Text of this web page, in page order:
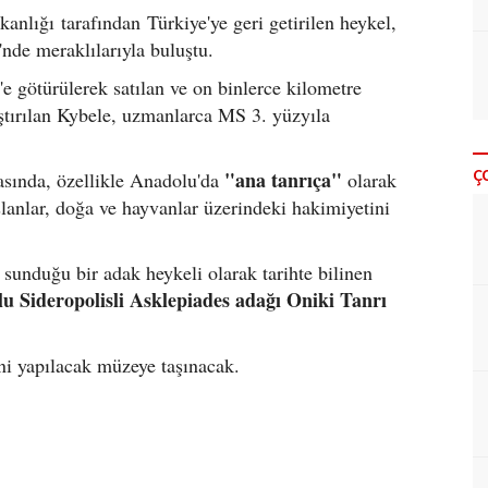
tarafından Türkiye'ye geri getirilen heykel,
meraklılarıyla buluştu.
götürülerek satılan ve on binlerce kilometre
Kybele, uzmanlarca MS 3. yüzyıla
özellikle Anadolu'da "ana tanrıça" olarak
doğa ve hayvanlar üzerindeki hakimiyetini
bir adak heykeli olarak tarihte bilinen
Sideropolisli Asklepiades adağı Oniki Tanrı
müzeye taşınacak.